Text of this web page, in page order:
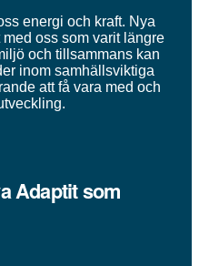
energi och kraft. Nya
oss som varit längre
och tillsammans kan
inom samhällsviktiga
att få vara med och
Adaptit som